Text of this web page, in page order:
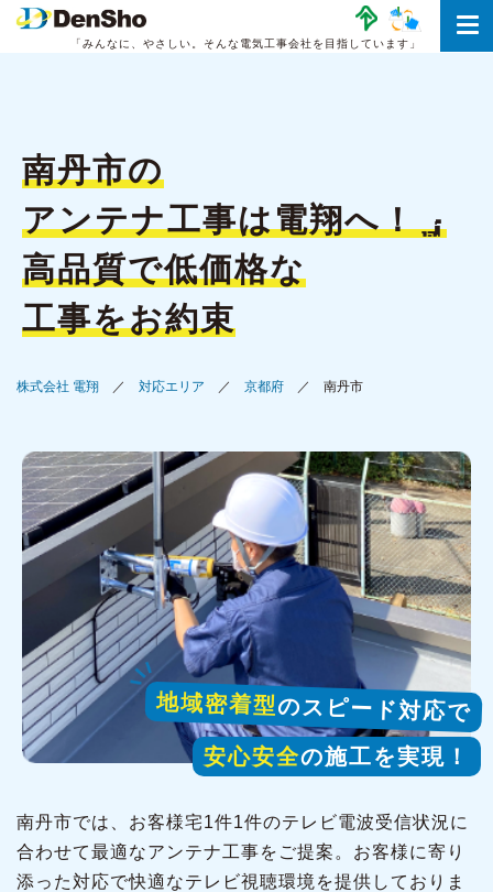
「みんなに、やさしい。 そんな電気工事会社を目指しています」
南丹市の
アンテナ工事は電翔へ！
高品質で低価格な
工事をお約束
株式会社 電翔 対応エリア 京都府 南丹市
地域密着型のスピード対応で
安心安全の施工を実現！
南丹市では、お客様宅1件1件のテレビ電波受信状況に
合わせて最適なアンテナ工事をご提案。お客様に寄り
添った対応で快適なテレビ視聴環境を提供しておりま